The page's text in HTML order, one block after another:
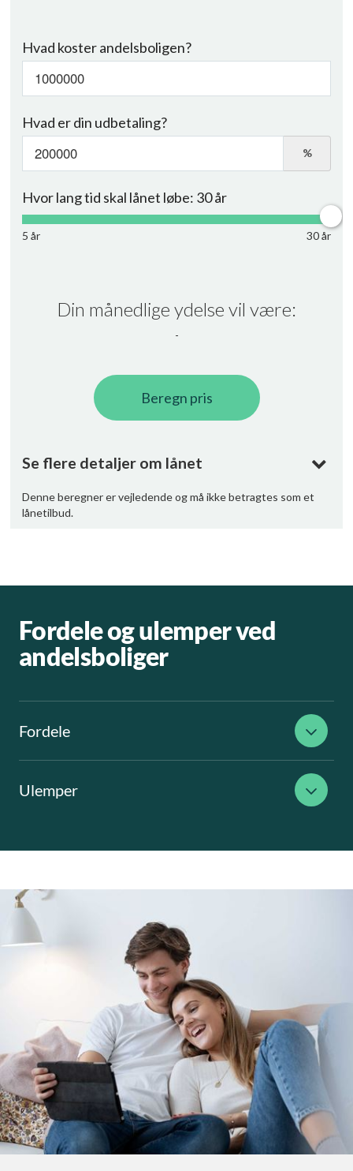
Fordele og ulemper ved
andelsboliger
Fordele
Ulemper